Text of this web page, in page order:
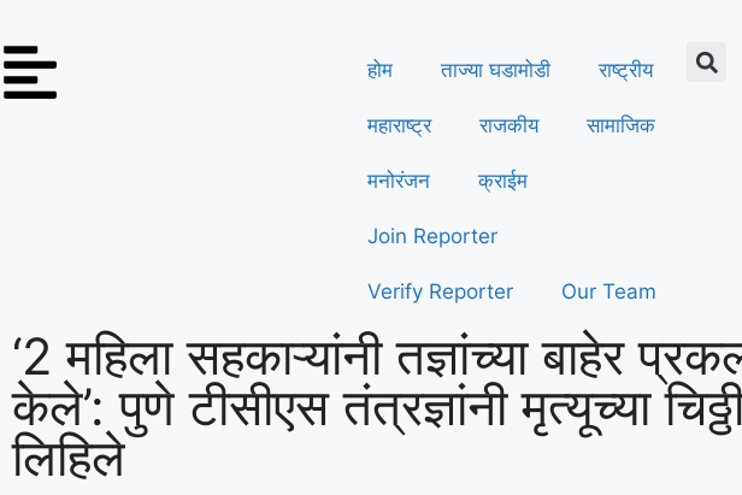
होम ताज्या घडामोडी राष्ट्रीय
महाराष्ट्र राजकीय सामाजिक
मनोरंजन क्राईम
Join Reporter
Verify Reporter Our Team
‘2 महिला सहकाऱ्यांनी तज्ञांच्या बाहेर
केले’: पुणे टीसीएस तंत्रज्ञांनी मृत्यूच्या
लिहिले